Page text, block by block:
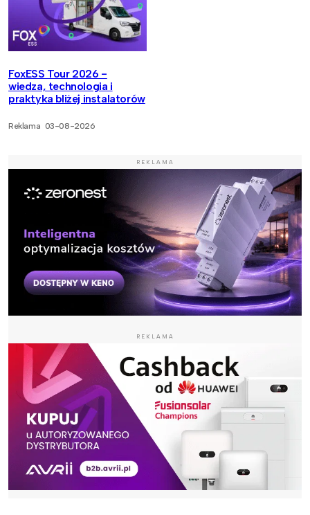
FoxESS Tour 2026 -
wiedza, technologia i
praktyka bliżej instalatorów
Reklama 03-08-2026
REKLAMA
REKLAMA